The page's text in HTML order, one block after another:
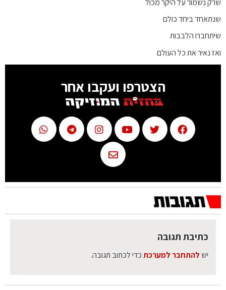
שנתאחד ביחד כולם
שיתחברו הלבבות
ואז נאיר את כל העולם
הצטרפו ועקבו אחר
כתיבת תגובה
יש להתחבר למערכתכדי לכתוב תגובה.